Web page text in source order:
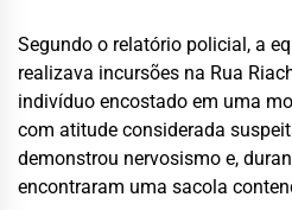
Segundo o relatório policial, a
realizava incursões na Rua
indivíduo encostado em uma
com atitude considerada
demonstrou nervosismo e,
encontraram uma sacola